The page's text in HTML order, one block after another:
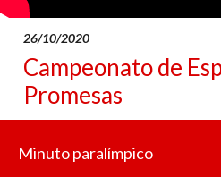
26/10/2020
Campeonato de
Promesas
Minuto paralímpico